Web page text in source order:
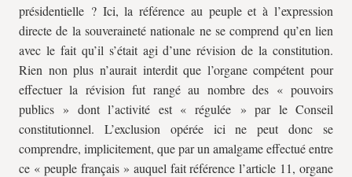
présidentielle ? Ici, la référence au peuple et à l’expression
directe de la souveraineté nationale ne se comprend qu’en lien
avec le fait qu’il s’était agi d’une révision de la constitution.
Rien non plus n’aurait interdit que l’organe compétent pour
effectuer la révision fut rangé au nombre des « pouvoirs
publics » dont l’activité est « régulée » par le Conseil
constitutionnel. L’exclusion opérée ici ne peut donc se
comprendre, implicitement, que par un amalgame effectué entre
ce « peuple français » auquel fait référence l’article 11, organe